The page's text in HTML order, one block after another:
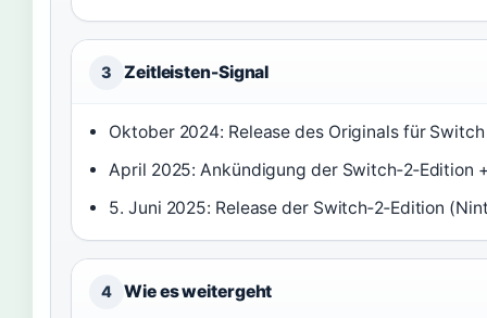
3 Zeitleisten-Signal
Oktober 2024: Release des Originals für
April 2025: Ankündigung der Switch‑2‑Edition
5. Juni 2025: Release der Switch‑2‑Edition
4 Wie es weitergeht